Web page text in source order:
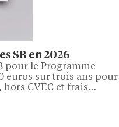
SB en 2026
pour le Programme
euros sur trois ans pour
CVEC et frais
avec un